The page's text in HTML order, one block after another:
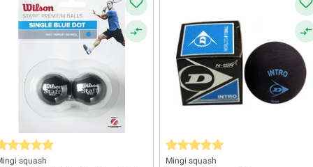
medie de 5 din 5 stele
squash Evaluarea medie de 5 din 5 stele
Mingi squash